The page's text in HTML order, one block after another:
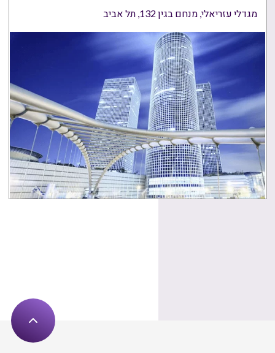
מגדלי עזריאלי, מנחם בגין 132, תל אביב